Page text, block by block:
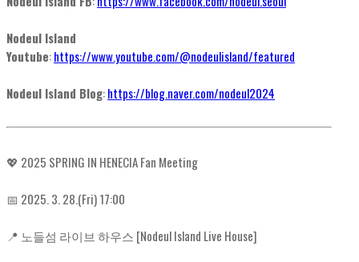
Nodeul Island
Youtube:https://www.youtube.com/@nodeulisland/featured
Nodeul Island Blog:https://blog.naver.com/nodeul2024
💖 2025 SPRING IN HENECIA Fan Meeting
📅 2025. 3. 28.(Fri) 17:00
📍 노들섬 라이브 하우스 [Nodeul Island Live House]